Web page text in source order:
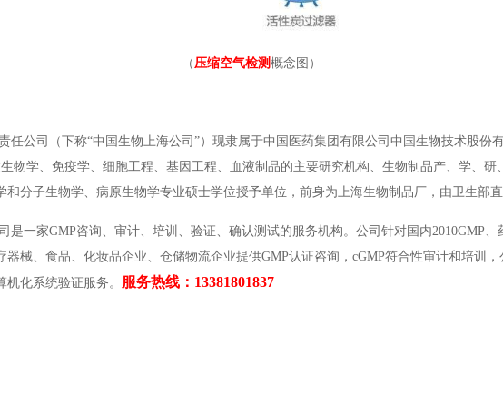
（压缩空气检测概念图）
司（下称“中国生物上海公司”）现隶属于中国医药集团有限公司中国生物技术股份
物学、免疫学、细胞工程、基因工程、血液制品的主要研究机构、生物制品产、学、
分子生物学、病原生物学专业硕士学位授予单位，前身为上海生物制品厂，由卫生部直
家GMP咨询、审计、培训、验证、确认测试的服务机构。公司针对国内2010GMP、
械、食品、化妆品企业、仓储物流企业提供GMP认证咨询，cGMP符合性审计和培训
化系统验证服务。 服务热线：13381801837